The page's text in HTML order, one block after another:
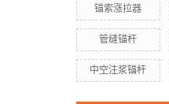
锚索涨拉器
管缝锚杆
中空注浆锚杆